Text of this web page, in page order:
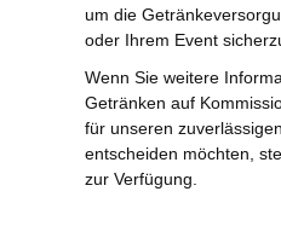
um die
oder Ihrem Event
Wenn Sie weitere
Getränken auf
für unseren
entscheiden möchten,
zur Verfügung.